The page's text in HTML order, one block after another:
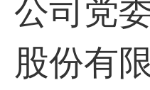
公司党
股份有